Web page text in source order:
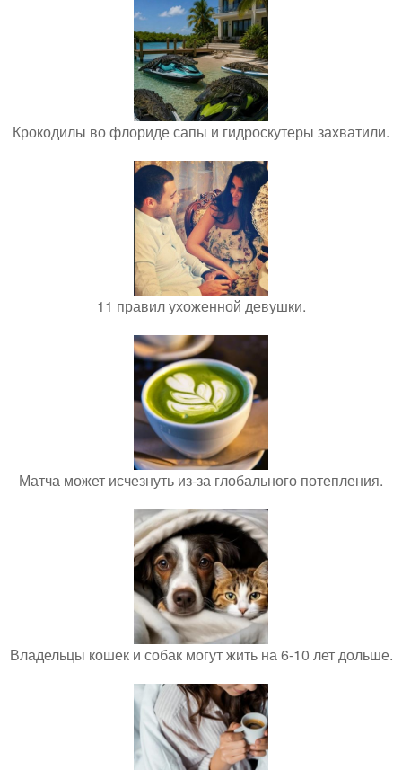
Крокодилы во флориде сапы и гидроскутеры захватили.
11 правил ухоженной девушки.
Матча может исчезнуть из-за глобального потепления.
Владельцы кошек и собак могут жить на 6-10 лет дольше.